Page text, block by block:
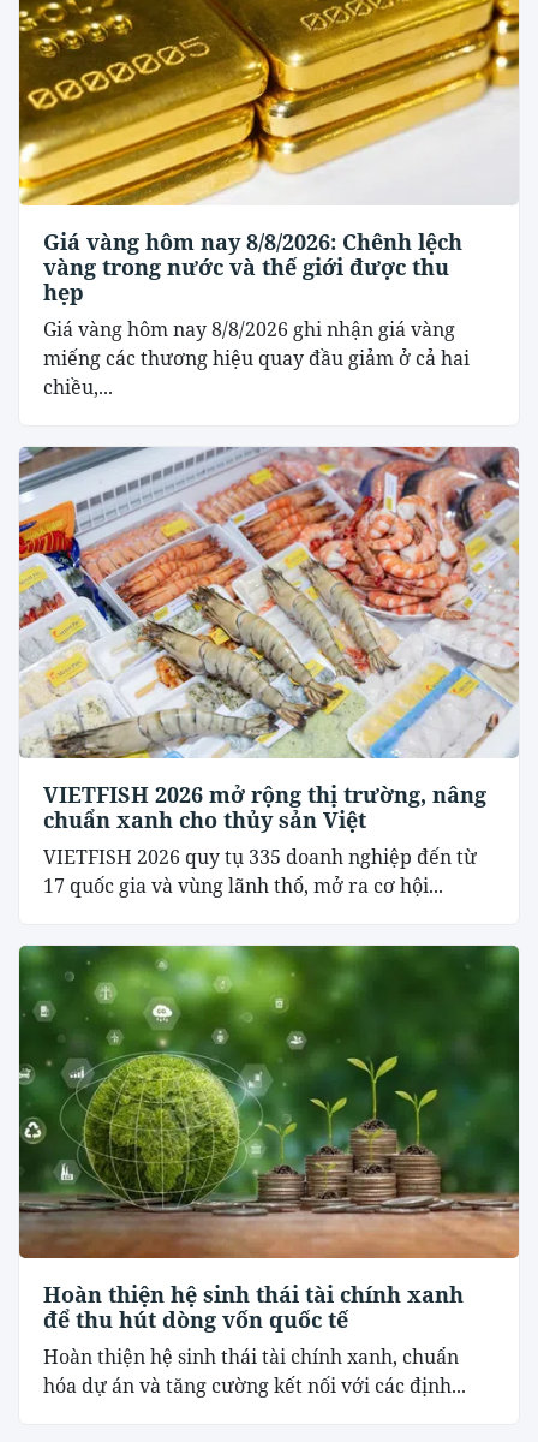
Giá vàng hôm nay 8/8/2026: Chênh lệch
vàng trong nước và thế giới được thu
hẹp
Giá vàng hôm nay 8/8/2026 ghi nhận giá vàng
miếng các thương hiệu quay đầu giảm ở cả hai
chiều,...
VIETFISH 2026 mở rộng thị trường, nâng
chuẩn xanh cho thủy sản Việt
VIETFISH 2026 quy tụ 335 doanh nghiệp đến từ
17 quốc gia và vùng lãnh thổ, mở ra cơ hội...
Hoàn thiện hệ sinh thái tài chính xanh
để thu hút dòng vốn quốc tế
Hoàn thiện hệ sinh thái tài chính xanh, chuẩn
hóa dự án và tăng cường kết nối với các định...